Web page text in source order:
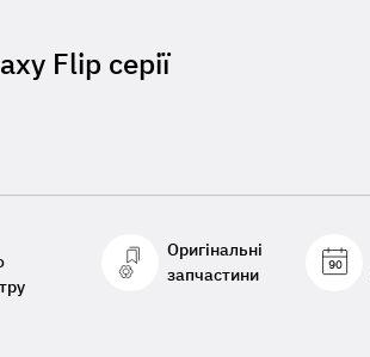
Flip серії
Оригінальні
запчастини